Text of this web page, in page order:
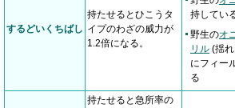
するどいくちばし
持たせるとひこうタ
イプのわざの威力が
1.2倍になる。
持してい
野生のオ
リル (揺
にフィー
る
持たせると急所率の